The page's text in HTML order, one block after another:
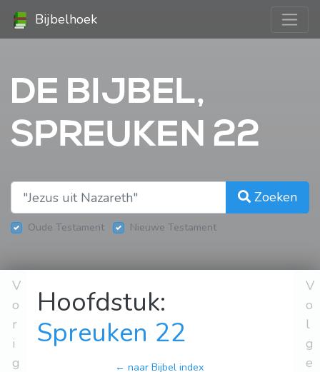
Bijbelhoek
DE BIJBEL,
SPREUKEN 22
Zoeken
Oude Testament Nieuwe Testament
V
o
r
i
g
Hoofdstuk:
Spreuken 22
← naar Bijbel index
V
o
l
g
e